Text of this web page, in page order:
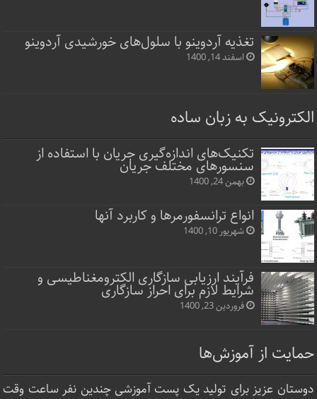
تغذیه آردوینو با سلول‌های خورشیدی آردوینو
اسفند 14, 1400
الکترونیک به زبان ساده
تکنیک‌های اندازه‌گیری جریان با استفاده از
سنسورهای مختلف جریان
بهمن 24, 1400
انواع ترانسفورمرها و کاربرد آنها
شهریور 10, 1400
فرآیند ارزیابی سازگاری الکترومغناطیسی و
شرایط لازم برای احراز سازگاری
فروردین 23, 1400
حمایت از آموزش‌ها
دوستان عزیز برای تولید یک پست آموزشی چندین نفر ساعت‌ وقت